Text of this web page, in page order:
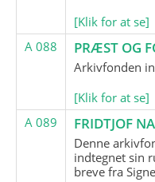
[Klik for at se]
A 088
PRÆST OG
Arkivfonden
[Klik for at se]
A 089
FRIDTJOF
Denne
indtegnet sin
breve fra